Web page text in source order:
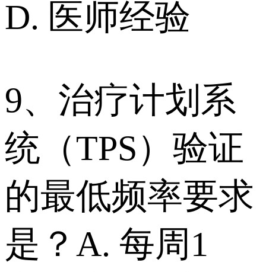
D. 医师经验
9、治疗计划系
统（TPS）验证
的最低频率要求
是？ A. 每周1